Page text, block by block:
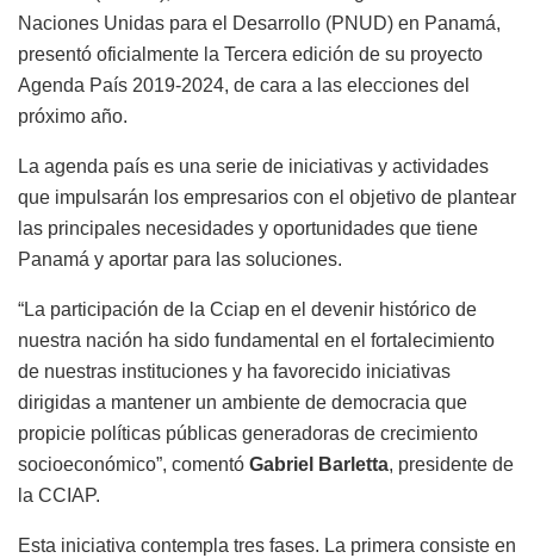
Naciones Unidas para el Desarrollo (PNUD) en Panamá,
presentó oficialmente la Tercera edición de su proyecto
Agenda País 2019-2024, de cara a las elecciones del
próximo año.
La agenda país es una serie de iniciativas y actividades
que impulsarán los empresarios con el objetivo de plantear
las principales necesidades y oportunidades que tiene
Panamá y aportar para las soluciones.
“La participación de la Cciap en el devenir histórico de
nuestra nación ha sido fundamental en el fortalecimiento
de nuestras instituciones y ha favorecido iniciativas
dirigidas a mantener un ambiente de democracia que
propicie políticas públicas generadoras de crecimiento
socioeconómico”, comentó Gabriel Barletta, presidente de
la CCIAP.
Esta iniciativa contempla tres fases. La primera consiste en